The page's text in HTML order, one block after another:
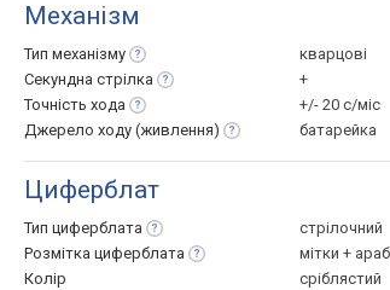
Механізм
Тип механізму
кварцові
Секундна стрілка
+
Точність хода
+/- 20 с/міс
Джерело ходу (живлення) батарейка
Циферблат
Тип циферблата
стрілочний
Розмітка циферблата
мітки +
Колір
сріблястий